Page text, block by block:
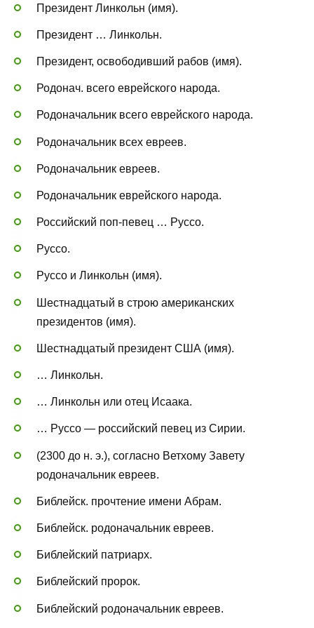
Президент Линкольн (имя).
Президент … Линкольн.
Президент, освободивший рабов (имя).
Родонач. всего еврейского народа.
Родоначальник всего еврейского народа.
Родоначальник всех евреев.
Родоначальник евреев.
Родоначальник еврейского народа.
Российский поп-певец … Руссо.
Руссо.
Руссо и Линкольн (имя).
Шестнадцатый в строю американских
президентов (имя).
Шестнадцатый президент США (имя).
… Линкольн.
… Линкольн или отец Исаака.
… Руссо — российский певец из Сирии.
(2300 до н. э.), согласно Ветхому Завету
родоначальник евреев.
Библейск. прочтение имени Абрам.
Библейск. родоначальник евреев.
Библейский патриарх.
Библейский пророк.
Библейский родоначальник евреев.